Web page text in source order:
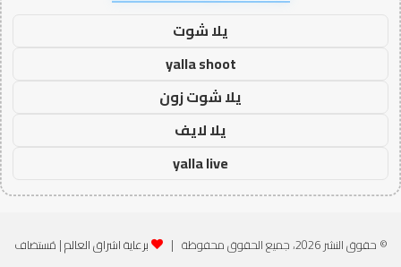
يلا شوت
yalla shoot
يلا شوت زون
يلا لايف
yalla live
© حقوق النشر 2026، جميع الحقوق محفوظة | برعاية اشراق العالم| مُستضاف